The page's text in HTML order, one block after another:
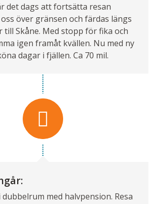
det dags att fortsätta resan
över gränsen och färdas längs
till Skåne. Med stopp för fika och
igen framåt kvällen. Nu med ny
dagar i fjällen. Ca 70 mil.
med halvpension. Resa